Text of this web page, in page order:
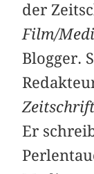
der
Film/
Blogger.
Er